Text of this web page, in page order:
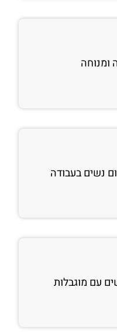
ומנוחה
נשים בעבודה
עם מוגבלות